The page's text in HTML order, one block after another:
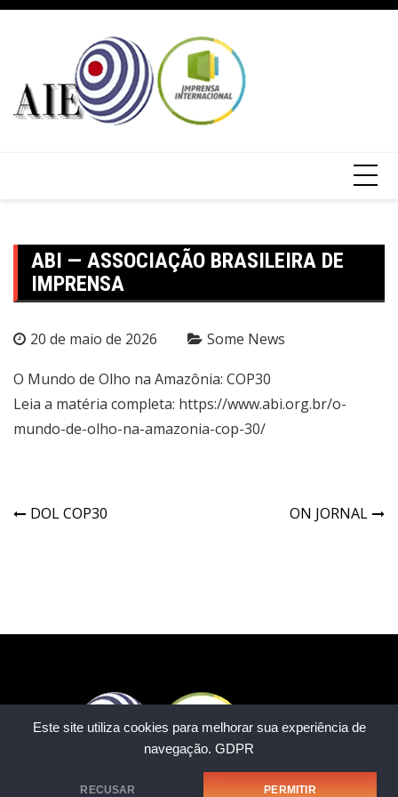
Este site utiliza cookies para melhorar sua experiência de
navegação. GDPR
RECUSAR PERMITIR
ABI — ASSOCIAÇÃO BRASILEIRA DE
IMPRENSA
20 de maio de 2026 Some News
O Mundo de Olho na Amazônia: COP30
Leia a matéria completa: https://www.abi.org.br/o-
mundo-de-olho-na-amazonia-cop-30/
DOL COP30 ON JORNAL